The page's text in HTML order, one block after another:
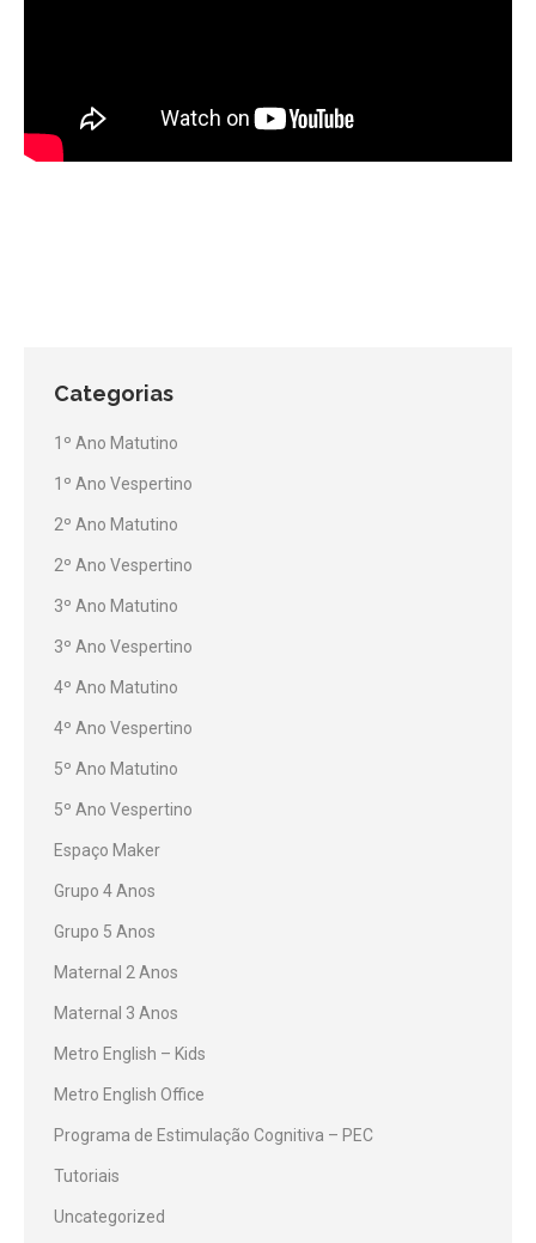
Categorias
1º Ano Matutino
1º Ano Vespertino
2º Ano Matutino
2º Ano Vespertino
3º Ano Matutino
3º Ano Vespertino
4º Ano Matutino
4º Ano Vespertino
5º Ano Matutino
5º Ano Vespertino
Espaço Maker
Grupo 4 Anos
Grupo 5 Anos
Maternal 2 Anos
Maternal 3 Anos
Metro English – Kids
Metro English Office
Programa de Estimulação Cognitiva – PEC
Tutoriais
Uncategorized